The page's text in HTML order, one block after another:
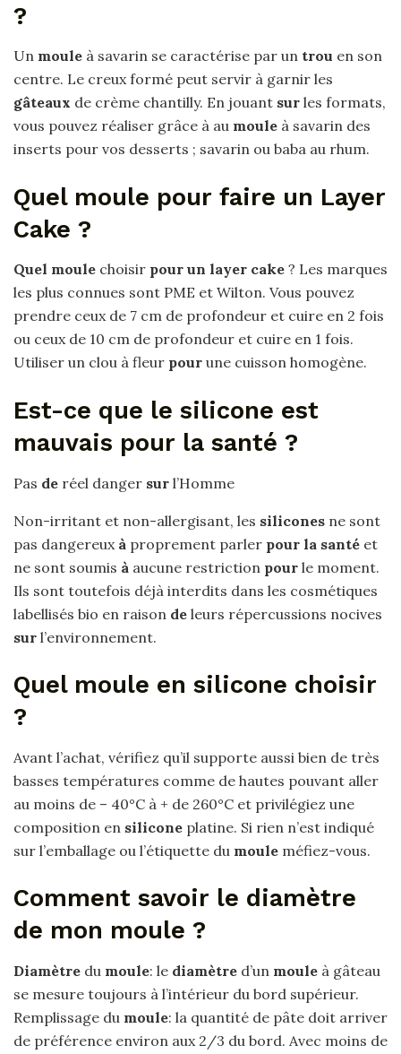
?
Un moule à savarin se caractérise par un trou en son
centre. Le creux formé peut servir à garnir les
gâteaux de crème chantilly. En jouant sur les formats,
vous pouvez réaliser grâce à au moule à savarin des
inserts pour vos desserts ; savarin ou baba au rhum.
Quel moule pour faire un Layer
Cake ?
Quel moule choisir pour un layer cake ? Les marques
les plus connues sont PME et Wilton. Vous pouvez
prendre ceux de 7 cm de profondeur et cuire en 2 fois
ou ceux de 10 cm de profondeur et cuire en 1 fois.
Utiliser un clou à fleur pour une cuisson homogène.
Est-ce que le silicone est
mauvais pour la santé ?
Pas de réel danger sur l’Homme
Non-irritant et non-allergisant, les silicones ne sont
pas dangereux à proprement parler pour la santé et
ne sont soumis à aucune restriction pour le moment.
Ils sont toutefois déjà interdits dans les cosmétiques
labellisés bio en raison de leurs répercussions nocives
sur l’environnement.
Quel moule en silicone choisir
?
Avant l’achat, vérifiez qu’il supporte aussi bien de très
basses températures comme de hautes pouvant aller
au moins de – 40°C à + de 260°C et privilégiez une
composition en silicone platine. Si rien n’est indiqué
sur l’emballage ou l’étiquette du moule méfiez-vous.
Comment savoir le diamètre
de mon moule ?
Diamètre du moule: le diamètre d’un moule à gâteau
se mesure toujours à l’intérieur du bord supérieur.
Remplissage du moule: la quantité de pâte doit arriver
de préférence environ aux 2/3 du bord. Avec moins de